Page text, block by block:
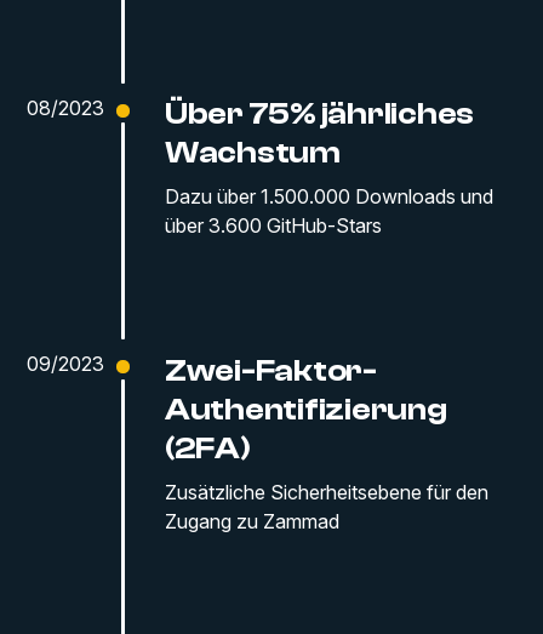
08/2023
Über 75% jährliches
Wachstum
Dazu über 1.500.000 Downloads und
über 3.600 GitHub-Stars
09/2023
Zwei-Faktor-
Authentifizierung
(2FA)
Zusätzliche Sicherheitsebene für den
Zugang zu Zammad